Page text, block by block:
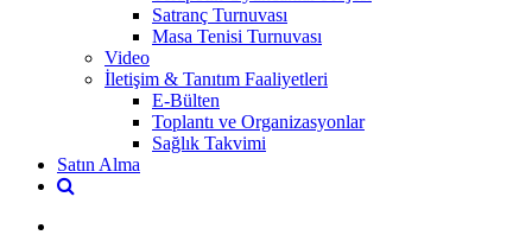
Satranç Turnuvası
Masa Tenisi Turnuvası
Video
İletişim & Tanıtım Faaliyetleri
E-Bülten
Toplantı ve Organizasyonlar
Sağlık Takvimi
Satın Alma